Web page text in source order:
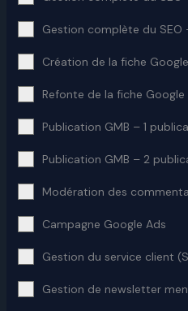
Gestion complète du SEO
Création de la fiche
Refonte de la fiche Google
Publication GMB – 1
Publication GMB – 2
Modération des
Campagne Google Ads
Gestion du service client
Gestion de newsletter